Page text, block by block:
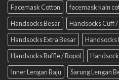
Facemask Cotton facemask kain
Handsocks Besar
Handsocks Cuff
Handsocks Extra Besar
Handsocks
Handsocks Ruffle / Ropol
Inner Lengan Baju
Sarung Lengan